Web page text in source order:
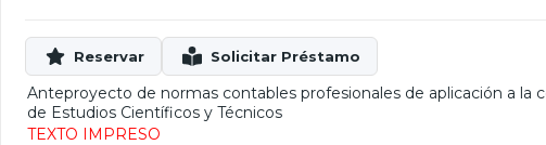
Anteproyecto de normas contables profesionales de aplicación a la
de Estudios Científicos y Técnicos
TEXTO IMPRESO